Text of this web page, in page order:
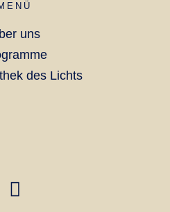
uns
des Lichts